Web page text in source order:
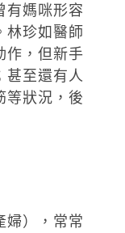
有媽咪形容
林珍如醫師
作，但新手
甚至還有人
等狀況，後
婦），常常